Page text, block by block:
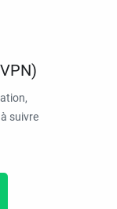
suivre